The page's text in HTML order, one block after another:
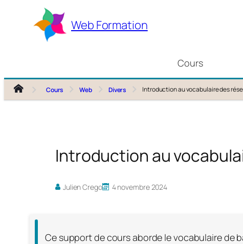
Web Formation
Cours
Cours Web Divers Introduction au vocabulaire des
Introduction au
Julien Crego 4 novembre 2024
Ce support de cours aborde le vocabulaire de